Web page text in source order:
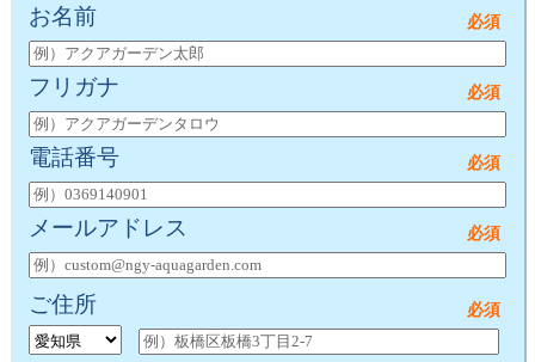
お名前
フリガナ
電話番号
メールアドレス
ご住所